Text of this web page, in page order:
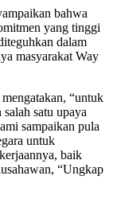
bahwa
yang tinggi
dalam
masyarakat Way
“untuk
satu upaya
sampaikan pula
untuk
baik
“Ungkap